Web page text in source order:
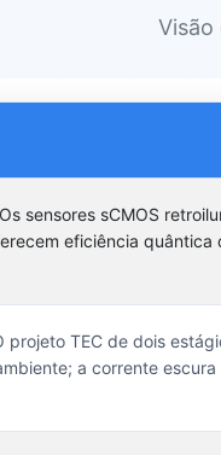
Visão
Os sensores sCMOS
eficiência quântica
projeto TEC de dois
a corrente